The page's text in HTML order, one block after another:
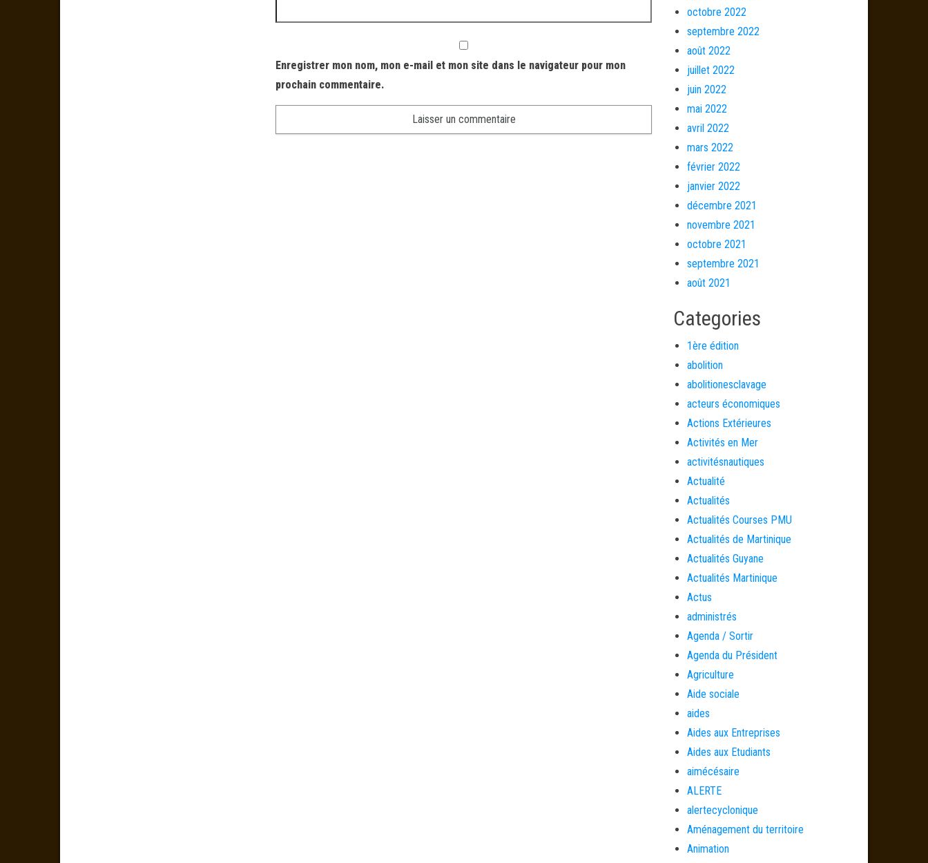
Enregistrer mon nom, mon e-mail et mon site dans le navigateur pour mon
prochain commentaire.
octobre 2022
septembre 2022
août 2022
juillet 2022
juin 2022
mai 2022
avril 2022
mars 2022
février 2022
janvier 2022
décembre 2021
novembre 2021
octobre 2021
septembre 2021
août 2021
Categories
1ère édition
abolition
abolitionesclavage
acteurs économiques
Actions Extérieures
Activités en Mer
activitésnautiques
Actualité
Actualités
Actualités Courses PMU
Actualités de Martinique
Actualités Guyane
Actualités Martinique
Actus
administrés
Agenda / Sortir
Agenda du Président
Agriculture
Aide sociale
aides
Aides aux Entreprises
Aides aux Etudiants
aimécésaire
ALERTE
alertecyclonique
Aménagement du territoire
Animation